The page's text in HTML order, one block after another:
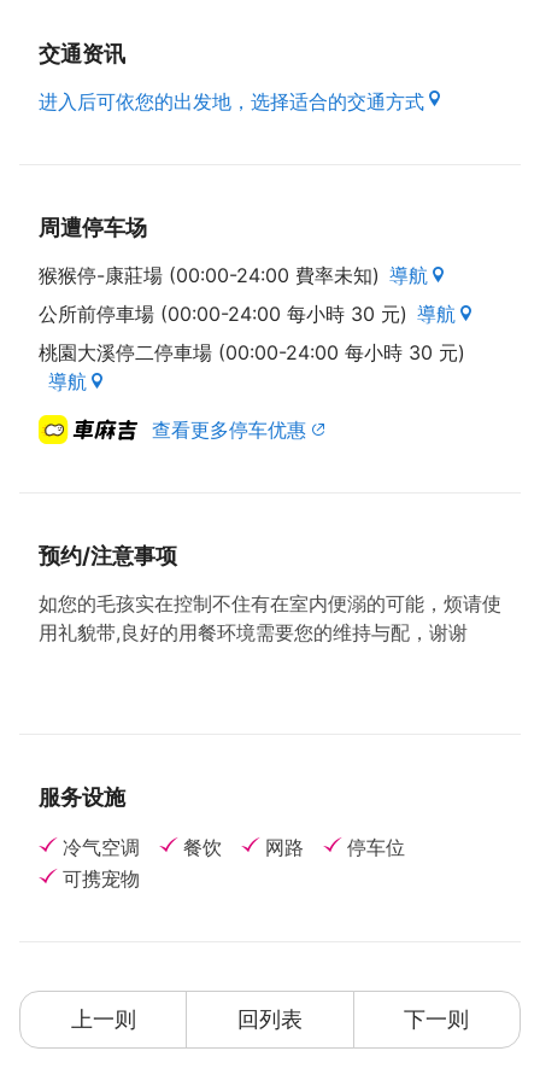
交通资讯
进入后可依您的出发地，选择适合的交通方式
周遭停车场
猴猴停-康莊場 (00:00-24:00 費率未知) 導航
公所前停車場 (00:00-24:00 每小時 30 元) 導航
桃園大溪停二停車場 (00:00-24:00 每小時 30 元)
導航
查看更多停车优惠
预约/注意事项
如您的毛孩实在控制不住有在室内便溺的可能，烦请使
用礼貌带,良好的用餐环境需要您的维持与配，谢谢
服务设施
冷气空调 餐饮 网路
停车位
可携宠物
上一则 回列表 下一则